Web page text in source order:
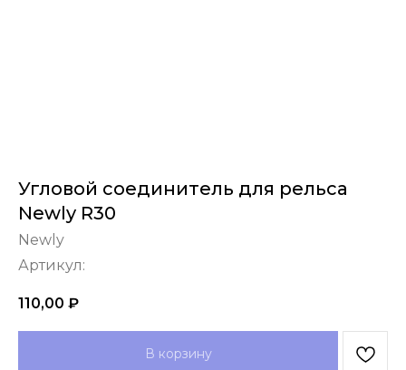
Угловой соединитель для рельса
Newly R30
Newly
Артикул:
110,00 ₽
В корзину